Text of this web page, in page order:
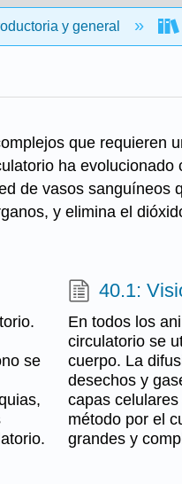
y general
que requieren
ha
de vasos
y elimina el
se
40.1:
En todos los
circulatorio se
cuerpo. La
desechos y
capas
método por el
grandes y